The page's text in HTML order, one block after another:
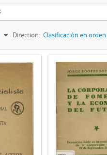
Direction: Clasificación en